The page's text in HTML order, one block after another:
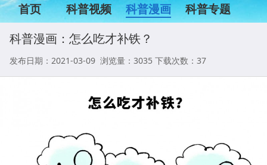
首页 科普视频 科普漫画
科普专题
科普活动
科普漫画：怎么吃才补铁？
发布日期：2021-03-09 浏览量： 3035 下载次数：37